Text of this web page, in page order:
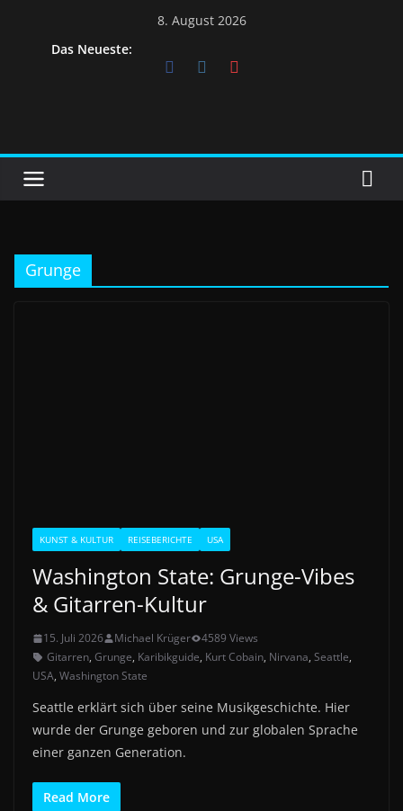
8. August 2026
Das Neueste:
Grunge
KUNST & KULTUR REISEBERICHTE USA
Washington State: Grunge-Vibes
& Gitarren-Kultur
15. Juli 2026 Michael Krüger
4589 Views
Gitarren, Grunge, Karibikguide, Kurt Cobain, Nirvana, Seattle,
USA, Washington State
Seattle erklärt sich über seine Musikgeschichte. Hier
wurde der Grunge geboren und zur globalen Sprache
einer ganzen Generation.
Read More